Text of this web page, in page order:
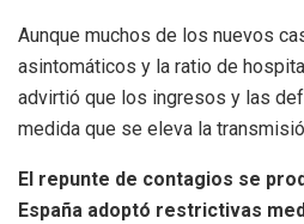
Aunque muchos de los nuevos
asintomáticos y la ratio de
advirtió que los ingresos y las
medida que se eleva la
El repunte de contagios se
España adoptó restrictivas